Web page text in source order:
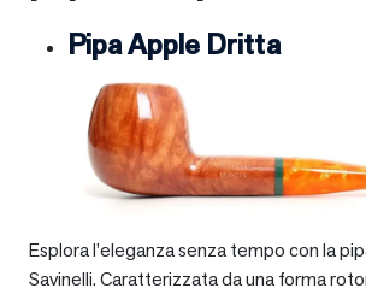
Pipa Apple Dritta
Esplora l’eleganza senza tempo con la
Savinelli. Caratterizzata da una forma